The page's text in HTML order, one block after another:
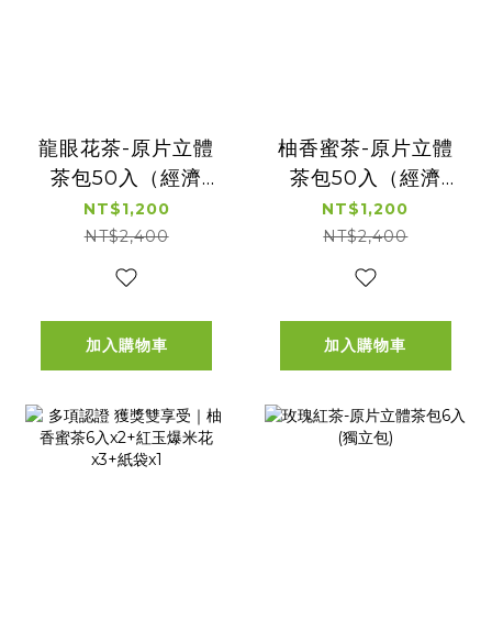
龍眼花茶-原片立體
茶包50入（經濟
包）
NT$1,200
NT$2,400
加入購物車
柚香蜜茶-原片立體
茶包50入（經濟
包）
NT$1,200
NT$2,400
加入購物車